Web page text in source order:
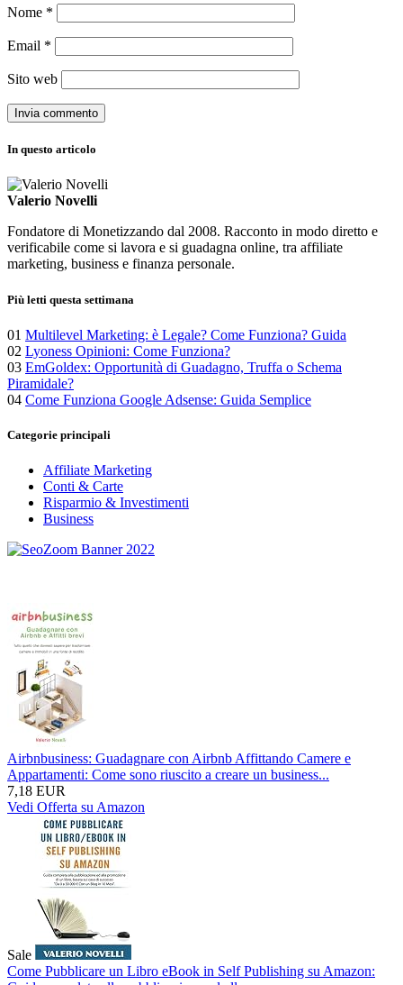
Nome *
Email *
Sito web
In questo articolo
Valerio Novelli
Fondatore di Monetizzando dal 2008. Racconto in modo diretto e
verificabile come si lavora e si guadagna online, tra affiliate
marketing, business e finanza personale.
Più letti questa settimana
01 Multilevel Marketing: è Legale? Come Funziona? Guida
02 Lyoness Opinioni: Come Funziona?
03 EmGoldex: Opportunità di Guadagno, Truffa o Schema
Piramidale?
04 Come Funziona Google Adsense: Guida Semplice
Categorie principali
Affiliate Marketing
Conti & Carte
Risparmio & Investimenti
Business
Airbnbusiness: Guadagnare con Airbnb Affittando Camere e
Appartamenti: Come sono riuscito a creare un business...
7,18 EUR
Vedi Offerta su Amazon
Sale
Come Pubblicare un Libro eBook in Self Publishing su Amazon: